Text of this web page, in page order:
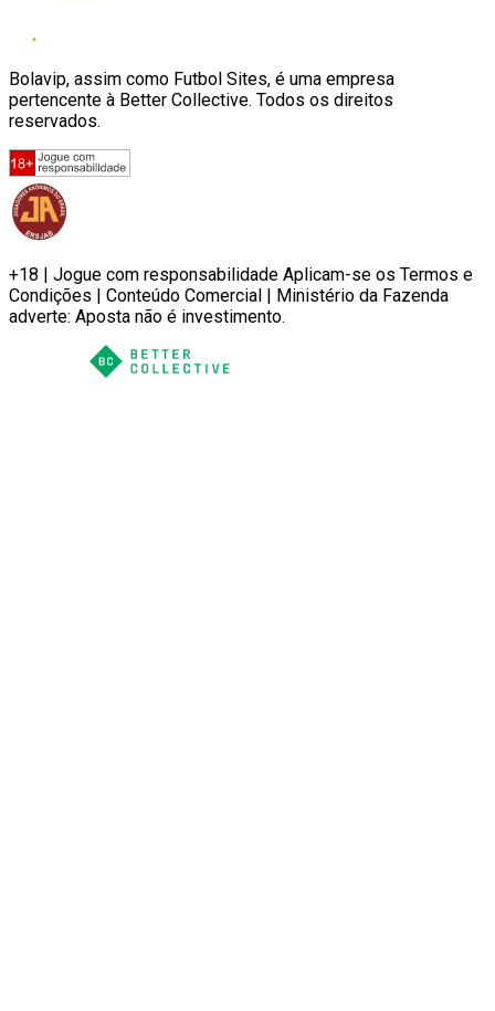
Bolavip, assim como Futbol Sites, é uma empresa
pertencente à Better Collective. Todos os direitos
reservados.
+18 | Jogue com responsabilidade Aplicam-se os Termos e
Condições | Conteúdo Comercial | Ministério da Fazenda
adverte: Aposta não é investimento.